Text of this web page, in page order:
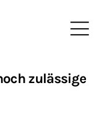
aus Berlin
zulässige